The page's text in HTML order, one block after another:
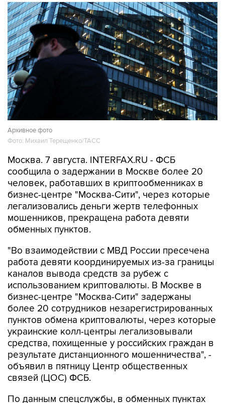
Архивное фото
Фото: Михаил Терещенко/ТАСС
Москва. 7 августа. INTERFAX.RU - ФСБ
сообщила о задержании в Москве более 20
человек, работавших в криптообменниках в
бизнес-центре "Москва-Сити", через которые
легализовались деньги жертв телефонных
мошенников, прекращена работа девяти
обменных пунктов.
"Во взаимодействии с МВД России пресечена
работа девяти координируемых из-за границы
каналов вывода средств за рубеж с
использованием криптовалюты. В Москве в
бизнес-центре "Москва-Сити" задержаны
более 20 сотрудников незарегистрированных
пунктов обмена криптовалюты, через которые
украинские колл-центры легализовывали
средства, похищенные у российских граждан в
результате дистанционного мошенничества", -
объявил в пятницу Центр общественных
связей (ЦОС) ФСБ.
По данным спецслужбы, в обменных пунктах